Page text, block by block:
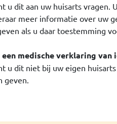
u dit aan uw huisarts vragen.
meer informatie over uw
als u daar toestemming
medische verklaring van
u dit niet bij uw eigen
geven.